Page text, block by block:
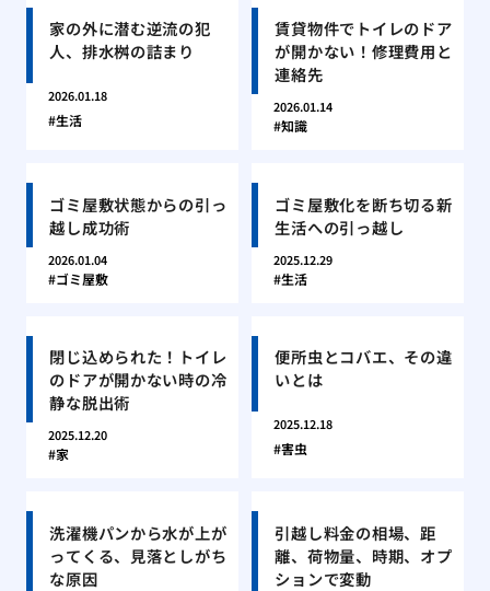
家の外に潜む逆流の犯
人、排水桝の詰まり
2026.01.18
生活
賃貸物件でトイレのドア
が開かない！修理費用と
連絡先
2026.01.14
知識
ゴミ屋敷状態からの引っ
越し成功術
2026.01.04
ゴミ屋敷
ゴミ屋敷化を断ち切る新
生活への引っ越し
2025.12.29
生活
閉じ込められた！トイレ
のドアが開かない時の冷
静な脱出術
2025.12.20
家
便所虫とコバエ、その違
いとは
2025.12.18
害虫
洗濯機パンから水が上が
ってくる、見落としがち
な原因
引越し料金の相場、距
離、荷物量、時期、オプ
ションで変動